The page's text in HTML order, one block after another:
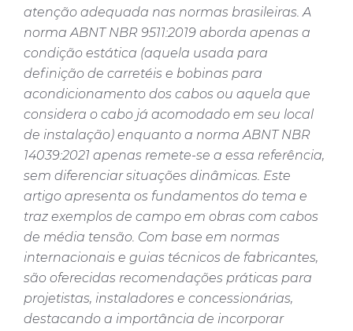
atenção adequada nas normas brasileiras. A
norma ABNT NBR 9511:2019 aborda apenas a
condição estática (aquela usada para
definição de carretéis e bobinas para
acondicionamento dos cabos ou aquela que
considera o cabo já acomodado em seu local
de instalação) enquanto a norma ABNT NBR
14039:2021 apenas remete-se a essa referência,
sem diferenciar situações dinâmicas. Este
artigo apresenta os fundamentos do tema e
traz exemplos de campo em obras com cabos
de média tensão. Com base em normas
internacionais e guias técnicos de fabricantes,
são oferecidas recomendações práticas para
projetistas, instaladores e concessionárias,
destacando a importância de incorporar